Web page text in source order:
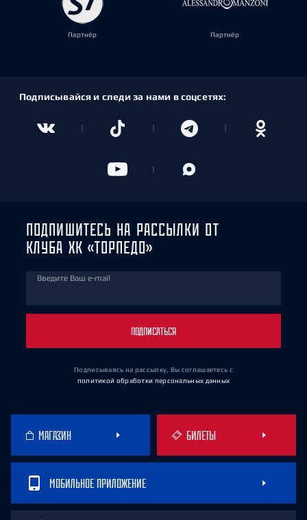
Партнёр Партнёр
Подписывайся и следи за нами в соцсетях:
ПОДПИШИТЕСЬ НА РАССЫЛКИ ОТ
КЛУБА ХК «ТОРПЕДО»
Введите Ваш e-mail
ПОДПИСАТЬСЯ
Подписываясь на рассылку, Вы соглашаетесь с
политикой обработки персональных данных
МАГАЗИН БИЛЕТЫ
МОБИЛЬНОЕ ПРИЛОЖЕНИЕ